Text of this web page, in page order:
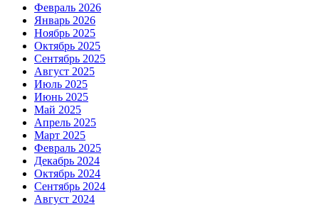
Февраль 2026
Январь 2026
Ноябрь 2025
Октябрь 2025
Сентябрь 2025
Август 2025
Июль 2025
Июнь 2025
Май 2025
Апрель 2025
Март 2025
Февраль 2025
Декабрь 2024
Октябрь 2024
Сентябрь 2024
Август 2024